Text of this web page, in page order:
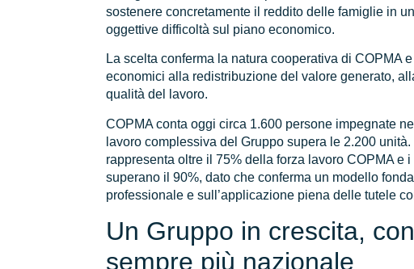
sostenere concretamente il reddito delle famiglie in
oggettive difficoltà sul piano economico.
La scelta conferma la natura cooperativa di COPMA
economici alla redistribuzione del valore generato,
qualità del lavoro.
COPMA conta oggi circa 1.600 persone impegnate
lavoro complessiva del Gruppo supera le 2.200
rappresenta oltre il 75% della forza lavoro COPMA e
superano il 90%, dato che conferma un modello
professionale e sull’applicazione piena delle tutele
Un Gruppo in crescita,
sempre più nazionale